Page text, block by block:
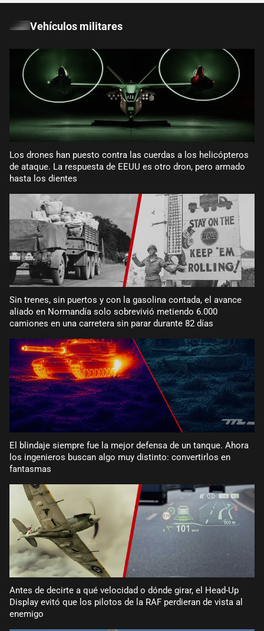
Vehículos militares
Los drones han puesto contra las cuerdas a los helicópteros
de ataque. La respuesta de EEUU es otro dron, pero armado
hasta los dientes
Sin trenes, sin puertos y con la gasolina contada, el avance
aliado en Normandía solo sobrevivió metiendo 6.000
camiones en una carretera sin parar durante 82 días
El blindaje siempre fue la mejor defensa de un tanque. Ahora
los ingenieros buscan algo muy distinto: convertirlos en
fantasmas
Antes de decirte a qué velocidad o dónde girar, el Head-Up
Display evitó que los pilotos de la RAF perdieran de vista al
enemigo